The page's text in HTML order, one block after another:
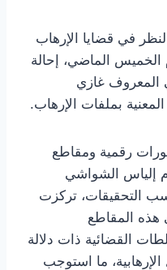
في قضايا الإرهاب
الخميس الماضي، إحالة
المعروف غازي
بملفات الإرهاب.
رقمية ومقاطع
إلياس الشواشي
التحقيقات، تركزت
هذه المقاطع
القضائية ذات دلالة
ما استوجب